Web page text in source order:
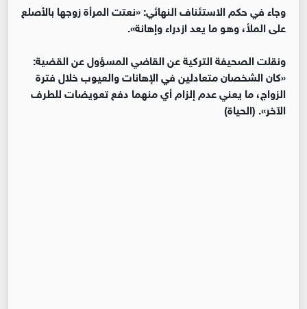
وجاء في حكم الاستئناف النهائي: «نعتت المرأة زوجها بالأصلع
على الملأ، وهو ما يعد ازدراء وإهانة».
ونقلت الصحيفة التركية عن القاضي المسؤول عن القضية:
«كان الشخصان متعادلين في الإهانات والعيوب خلال فترة
الزواج، ما يعني عدم إلزام أي منهما دفع تعويضات للطرف
الآخر». (الحياة)